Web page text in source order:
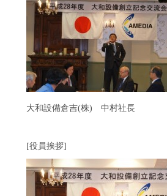
大和設備倉吉(株) 中村社長
[役員挨拶]